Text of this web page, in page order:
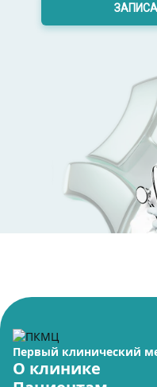
Первый клинический
О клинике